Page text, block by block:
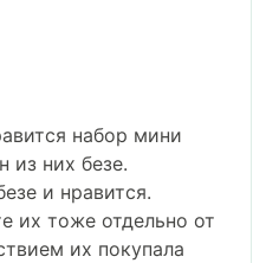
набор мини
из них безе.
и нравится.
их тоже отдельно от
их покупала